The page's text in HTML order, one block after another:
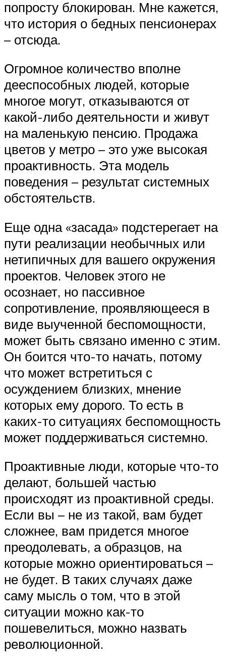
попросту блокирован. Мне кажется,
что история о бедных пенсионерах
– отсюда.
Огромное количество вполне
дееспособных людей, которые
многое могут, отказываются от
какой-либо деятельности и живут
на маленькую пенсию. Продажа
цветов у метро – это уже высокая
проактивность. Эта модель
поведения – результат системных
обстоятельств.
Еще одна «засада» подстерегает на
пути реализации необычных или
нетипичных для вашего окружения
проектов. Человек этого не
осознает, но пассивное
сопротивление, проявляющееся в
виде выученной беспомощности,
может быть связано именно с этим.
Он боится что-то начать, потому
что может встретиться с
осуждением близких, мнение
которых ему дорого. То есть в
каких-то ситуациях беспомощность
может поддерживаться системно.
Проактивные люди, которые что-то
делают, большей частью
происходят из проактивной среды.
Если вы – не из такой, вам будет
сложнее, вам придется многое
преодолевать, а образцов, на
которые можно ориентироваться –
не будет. В таких случаях даже
саму мысль о том, что в этой
ситуации можно как-то
пошевелиться, можно назвать
революционной.